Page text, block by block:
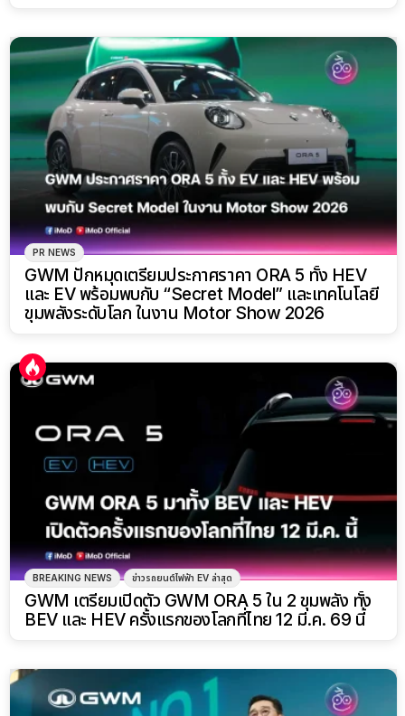
PR NEWS
GWM ปักหมุดเตรียมประกาศราคา ORA 5 ทั้ง HEV
และ EV พร้อมพบกับ “Secret Model” และเทคโนโลยี
ขุมพลังระดับโลก ในงาน Motor Show 2026
BREAKING NEWS ข่าวรถยนต์ไฟฟ้า EV ล่าสุด
GWM เตรียมเปิดตัว GWM ORA 5 ใน 2 ขุมพลัง ทั้ง
BEV และ HEV ครั้งแรกของโลกที่ไทย 12 มี.ค. 69 นี้